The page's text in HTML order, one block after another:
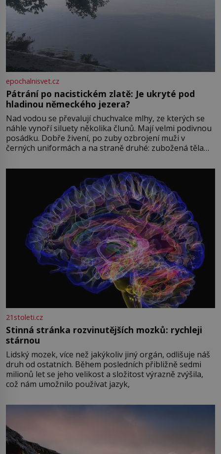
epochalnisvet.cz
Pátrání po nacistickém zlatě: Je ukryté pod
hladinou německého jezera?
Nad vodou se převalují chuchvalce mlhy, ze kterých se
náhle vynoří siluety několika člunů. Mají velmi podivnou
posádku. Dobře živení, po zuby ozbrojení muži v
černých uniformách a na straně druhé: zubožená těla
přízračná scéna znamená? Je jaro roku 1945, druhá
světová válka se chýlí ke konci. Jezero Stolpsee
21stoleti.cz
Stinná stránka rozvinutějších mozků: rychleji
stárnou
Lidský mozek, více než jakýkoliv jiný orgán, odlišuje náš
druh od ostatních. Během posledních přibližně sedmi
milionů let se jeho velikost a složitost výrazně zvýšila,
což nám umožnilo používat jazyk,